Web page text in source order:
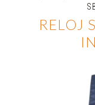
RELOJ